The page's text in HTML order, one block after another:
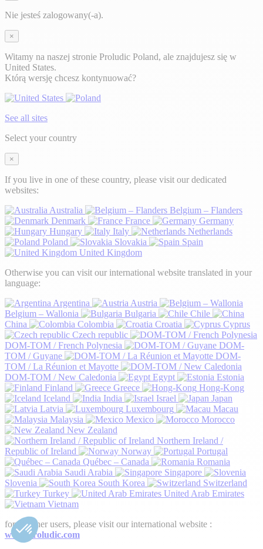
Nie jesteś zalogowany(-a).
×
Witamy na naszej stronie Proludic Poland, ale znajdujesz się w
United States.
Którą wersję chcesz kontynuować?
See all sites
Select your country
×
If you live in one of these country, please visit our dedicated
websites:
Australia
Belgium – Flanders
Denmark
France
Germany
Hungary
Italy
Netherlands
Poland
Slovakia
Spain
United Kingdom
Otherwise you can visit our international website translated in your
language:
Argentina
Austria
Belgium – Wallonia
Bulgaria
Chile
China
Colombia Croatia
Cyprus
Czech republic
DOM-TOM / French Polynesia
DOM-
TOM / Guyane
DOM-
TOM / La Réunion et Mayotte
DOM-TOM / New Caledonia
Egypt
Estonia
Finland
Greece
Hong-Kong
Iceland
India Israel
Japan
Latvia
Luxembourg
Macau
Malaysia
Mexico
Morocco
New Zealand
Northern Ireland /
Republic of Ireland
Norway
Portugal
Québec – Canada
Romania
Saudi Arabia
Singapore
Slovenia
South Korea
Switzerland
Turkey
United Arab Emirates
Vietnam
for all other users, please visit our international website :
www.proludic.com